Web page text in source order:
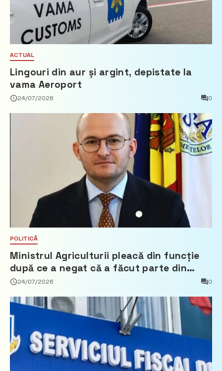
ACTUAL
Lingouri din aur și argint, depistate la
vama Aeroport
24/07/2026 0
POLITICĂ
Ministrul Agriculturii pleacă din funcție
după ce a negat că a făcut parte din
Partidul Democrat
24/07/2026 0